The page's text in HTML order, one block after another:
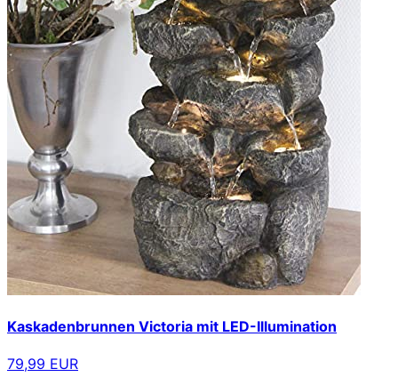
Kaskadenbrunnen Victoria mit LED-Illumination
79,99 EUR